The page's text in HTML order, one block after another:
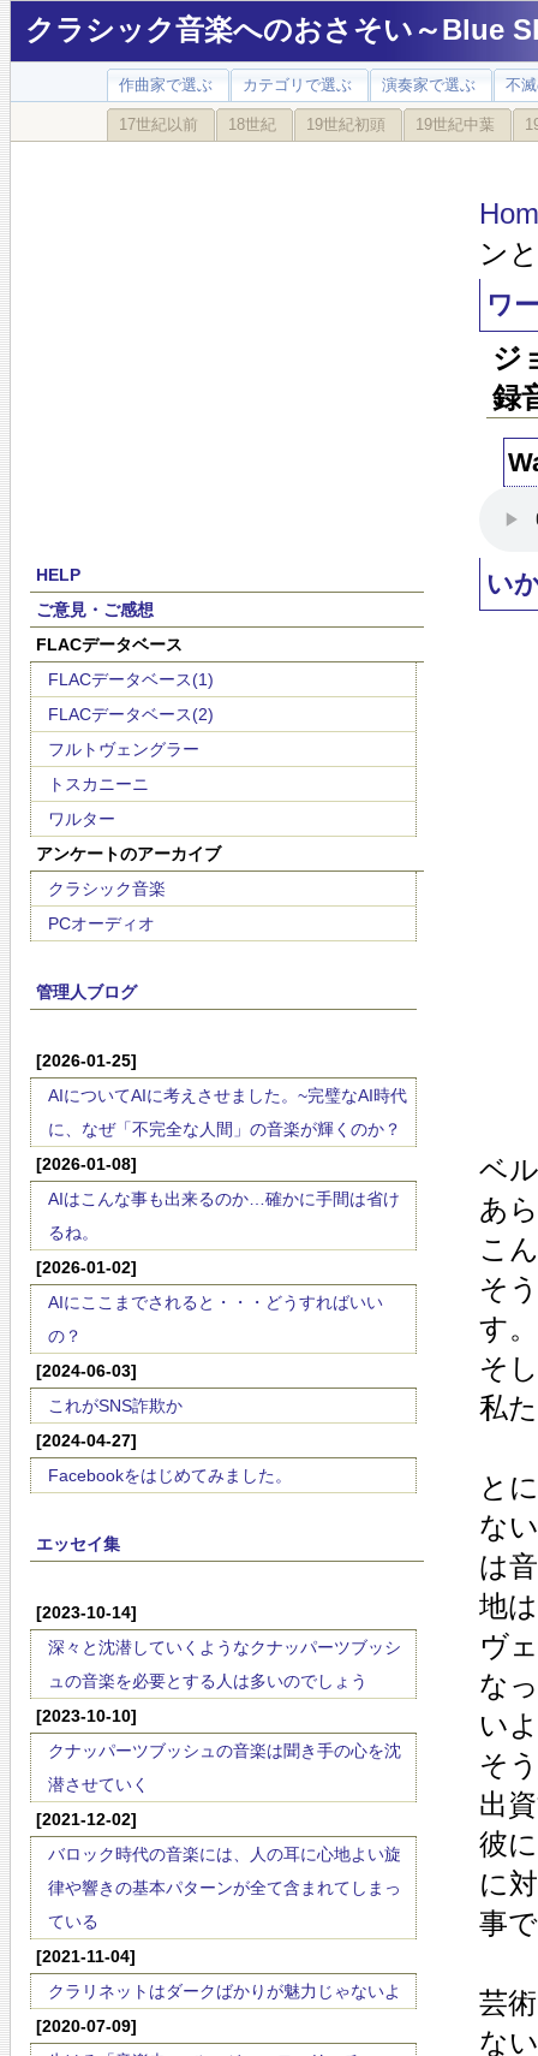
クラシック音楽へのおさそい～Blue
作曲家で選ぶ カテゴリで選ぶ 演奏家で選ぶ 不
17世紀以前 18世紀 19世紀初頭 19世紀中葉
HELP
ご意見・ご感想
FLACデータベース
FLACデータベース(1)
FLACデータベース(2)
フルトヴェングラー
トスカニーニ
ワルター
アンケートのアーカイブ
クラシック音楽
PCオーディオ
管理人ブログ
[2026-01-25]
AIについてAIに考えさせました。~完璧なAI時代
に、なぜ「不完全な人間」の音楽が輝くのか？
[2026-01-08]
AIはこんな事も出来るのか…確かに手間は省け
るね。
[2026-01-02]
AIにここまでされると・・・どうすればいい
の？
[2024-06-03]
これがSNS詐欺か
[2024-04-27]
Facebookをはじめてみました。
エッセイ集
[2023-10-14]
深々と沈潜していくようなクナッパーツブッシ
ュの音楽を必要とする人は多いのでしょう
[2023-10-10]
クナッパーツブッシュの音楽は聞き手の心を沈
潜させていく
[2021-12-02]
バロック時代の音楽には、人の耳に心地よい旋
律や響きの基本パターンが全て含まれてしまっ
ている
[2021-11-04]
クラリネットはダークばかりが魅力じゃないよ
[2020-07-09]
ン
ワ
ジ
録
い
ベ
あ
こ
そ
す。
そ
私
と
な
は
地
ヴ
な
い
そ
出
彼
に
事
芸
な